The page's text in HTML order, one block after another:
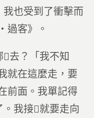
也受到了衝擊而
過客》。
去？「我不知
就在這麼走，要
前面。我單記得
我接就要走向